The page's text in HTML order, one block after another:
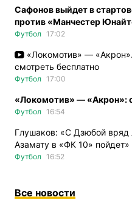
Сафонов выйдет в
против «Манчестер
Футбол 17:02
«Локомотив» —
смотреть бесплатно
Футбол 17:00
«Локомотив» — «Акрон»:
Футбол 16:54
Глушаков: «С Дзюбой вряд
Азамату в «ФК 10» пойдет»
Футбол 16:52
Все новости